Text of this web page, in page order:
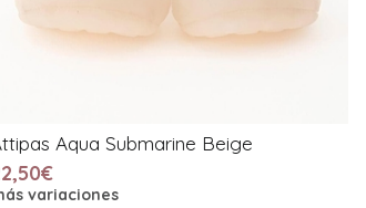
Aqua Submarine Beige
variaciones